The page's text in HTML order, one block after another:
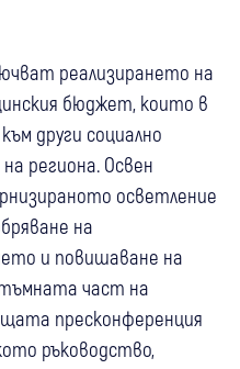
реализирането на
бюджет, които в
други социално
региона. Освен
осветление
на
и повишаване на
част на
пресконференция
ръководство,